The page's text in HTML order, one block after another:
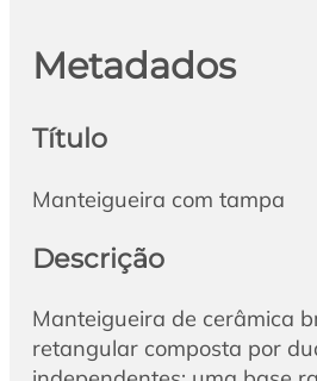
Metadados
Título
Manteigueira com tampa
Descrição
Manteigueira de cerâmica
retangular composta por